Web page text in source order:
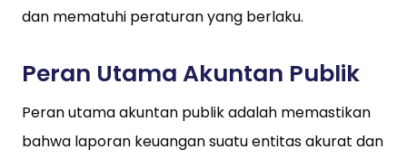
dan mematuhi peraturan yang berlaku.
Peran Utama Akuntan Publik
Peran utama akuntan publik adalah memastikan
bahwa laporan keuangan suatu entitas akurat dan